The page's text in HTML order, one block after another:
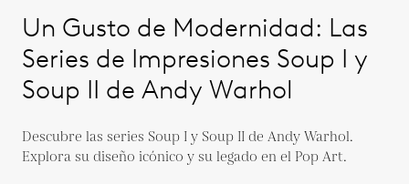
Un Gusto de Modernidad: Las
Series de Impresiones Soup I y
Soup II de Andy Warhol
Descubre las series Soup I y Soup II de Andy Warhol.
Explora su diseño icónico y su legado en el Pop Art.